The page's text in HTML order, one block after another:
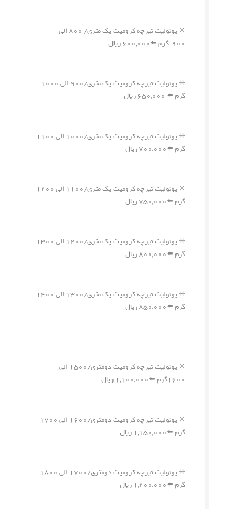
✳️ یونولیت تیرچه کرومیت یک متری/ ۸۰۰ الی
۹۰۰ گرم ⬅️۶۰۰,۰۰۰ ریال
✳️ یونولیت تیرچه کرومیت یک متری/۹۰۰ الی ۱۰۰۰
گرم ⬅️ ۶۵۰,۰۰۰ ریال
✳️ یونولیت تیرچه کرومیت یک متری/۱۰۰۰ الی ۱۱۰۰
گرم ⬅️۷۰۰,۰۰۰ ریال
✳️ یونولیت تیرچه کرومیت یک متری/۱۱۰۰ الی ۱۲۰۰
گرم ⬅️۷۵۰,۰۰۰ ریال
✳️ یونولیت تیرچه کرومیت یک متری/۱۲۰۰ الی ۱۳۰۰
گرم ⬅️۸۰۰,۰۰۰ ریال
✳️ یونولیت تیرچه کرومیت یک متری/۱۳۰۰ الی ۱۴۰۰
گرم ⬅️۸۵۰,۰۰۰ ریال
✳️ یونولیت تیرچه کرومیت دومتری/۱۵۰۰ الی
۱۶۰۰گرم ⬅️۱,۱۰۰,۰۰۰ ریال
✳️ یونولیت تیرچه کرومیت دومتری/۱۶۰۰ الی ۱۷۰۰
گرم ⬅️۱,۱۵۰,۰۰۰ ریال
✳️ یونولیت تیرچه کرومیت دومتری/۱۷۰۰ الی ۱۸۰۰
گرم ⬅️۱,۲۰۰,۰۰۰ ریال